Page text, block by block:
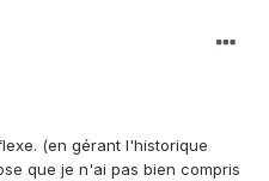
(en gérant l'historique
que je n'ai pas bien compris